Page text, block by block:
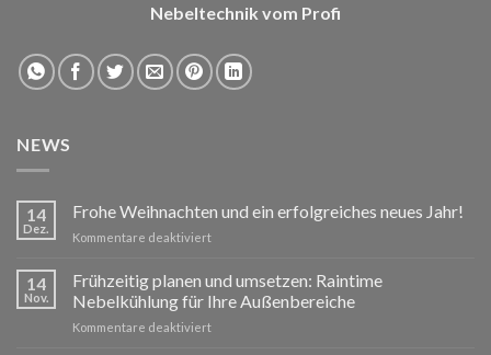
Nebeltechnik vom Profi
NEWS
14
Dez.
Frohe Weihnachten und ein erfolgreiches neues Jahr!
Kommentare deaktiviertfür
Weihnachten
ein
erfolgreiches
14
Nov.
Frühzeitig planen und umsetzen: Raintime
Nebelkühlung für Ihre Außenbereiche
Kommentare deaktiviertfür